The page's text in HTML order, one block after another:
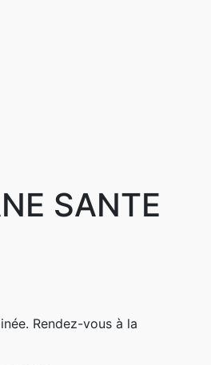
SANTE
Rendez-vous à la